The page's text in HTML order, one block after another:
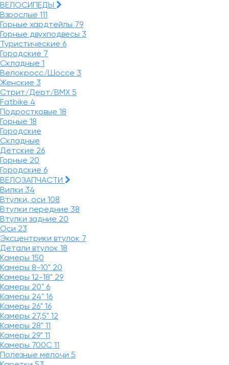
ВЕЛОСИПЕДЫ
Взрослые 111
Горные хардтейлы 79
Горные двухподвесы 3
Туристические 6
Городские 7
Складные 1
Велокросс/Шоссе 3
Женские 3
Стрит/Дерт/BMX 5
Fatbike 4
Подростковые 18
Горные 18
Городские
Складные
Детские 26
Горные 20
Городские 6
ВЕЛОЗАПЧАСТИ
Вилки 34
Втулки, оси 108
Втулки передние 38
Втулки задние 20
Оси 23
Эксцентрики втулок 7
Детали втулок 18
Камеры 150
Камеры 8-10" 20
Камеры 12-18" 29
Камеры 20" 6
Камеры 24" 16
Камеры 26" 16
Камеры 27,5" 12
Камеры 28" 11
Камеры 29" 11
Камеры 700C 11
Полезные мелочи 5